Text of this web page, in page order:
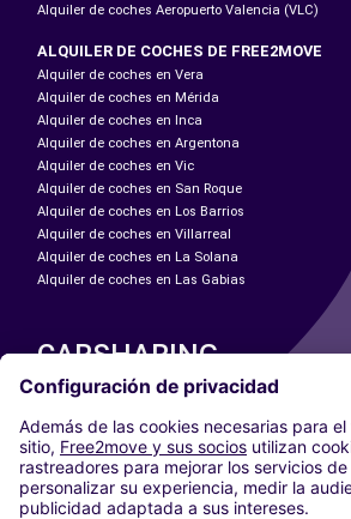
Alquiler de coches Aeropuerto Valencia (VLC)
ALQUILER DE COCHES DE FREE2MOVE
Alquiler de coches en Vera
Alquiler de coches en Mérida
Alquiler de coches en Inca
Alquiler de coches en Argentona
Alquiler de coches en Vic
Alquiler de coches en San Roque
Alquiler de coches en Los Barrios
Alquiler de coches en Villarreal
Alquiler de coches en La Solana
Alquiler de coches en Las Gabias
CARSHARING
NUESTRAS CIUDADES
Paris
Madrid
Washington DC
Milán